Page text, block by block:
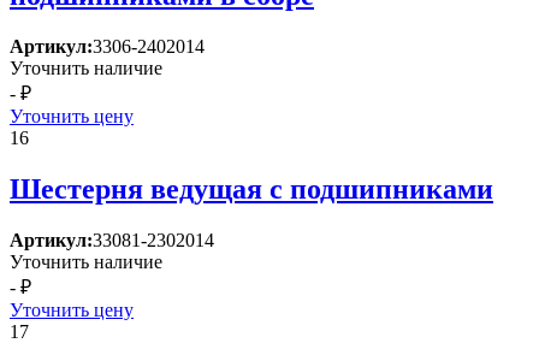
Артикул:3306-2402014
Уточнить наличие
- ₽
Уточнить цену
16
Шестерня ведущая с подшипниками
Артикул:33081-2302014
Уточнить наличие
- ₽
Уточнить цену
17